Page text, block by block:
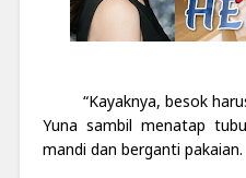
“Kayaknya, besok
Yuna sambil menatap
mandi dan berganti pakaian.